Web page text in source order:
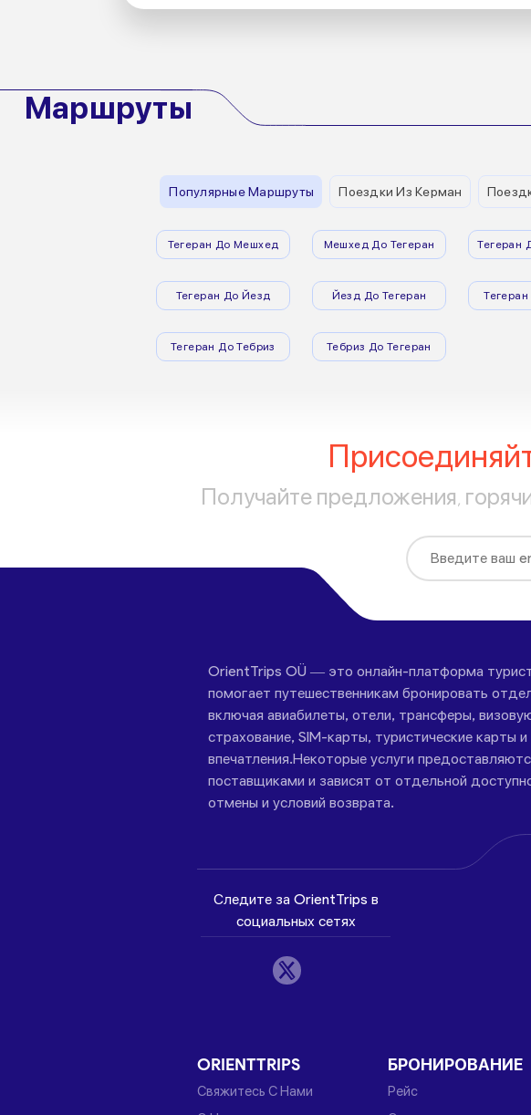
Маршруты
Популярные Маршруты Поездки Из Керман
Тегеран До Мешхед Мешхед До Тегеран Тегеран
Тегеран До Йезд Йезд До Тегеран
Тегеран До Тебриз Тебриз До Тегеран
Получайте предложения,
OrientTrips OÜ — это онлайн-платформа
помогает путешественникам бронировать
включая авиабилеты, отели, трансферы,
страхование, SIM-карты, туристические карты
впечатления.Некоторые услуги
поставщиками и зависят от отдельной
отмены и условий возврата.
Следите за OrientTrips в
социальных сетях
ORIENTTRIPS
Свяжитесь С Нами
БРОНИРОВАНИЕ
Рейс